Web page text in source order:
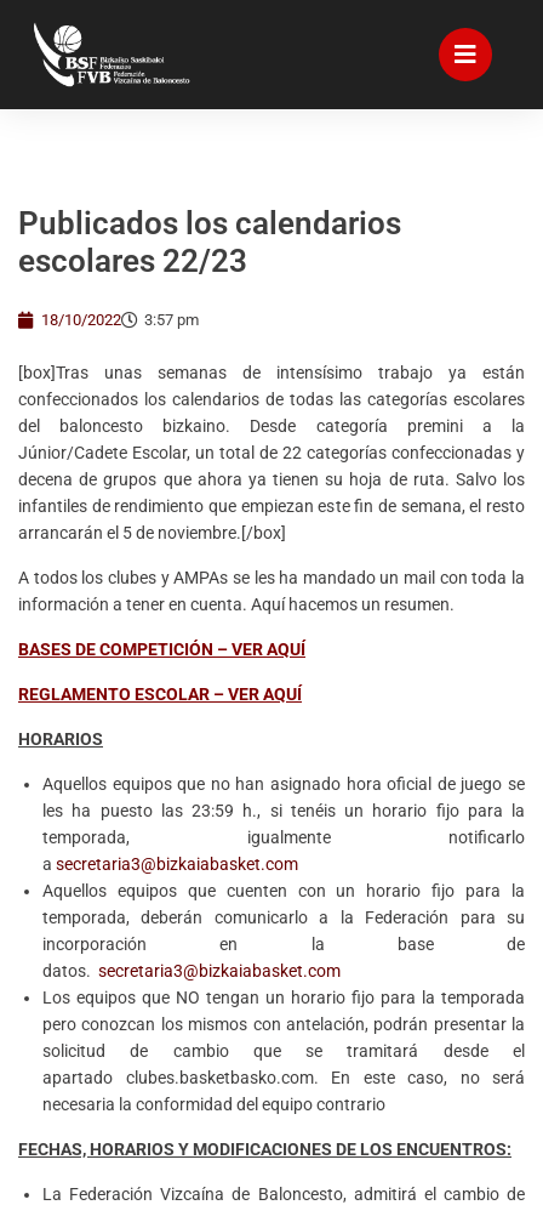
Publicados los calendarios
escolares 22/23
18/10/2022 3:57 pm
[box]Tras unas semanas de intensísimo trabajo ya están
confeccionados los calendarios de todas las categorías escolares
del baloncesto bizkaino. Desde categoría premini a la
Júnior/Cadete Escolar, un total de 22 categorías confeccionadas y
decena de grupos que ahora ya tienen su hoja de ruta. Salvo los
infantiles de rendimiento que empiezan este fin de semana, el resto
arrancarán el 5 de noviembre.[/box]
A todos los clubes y AMPAs se les ha mandado un mail con toda la
información a tener en cuenta. Aquí hacemos un resumen.
BASES DE COMPETICIÓN – VER AQUÍ
REGLAMENTO ESCOLAR – VER AQUÍ
HORARIOS
Aquellos equipos que no han asignado hora oficial de juego se
les ha puesto las 23:59 h., si tenéis un horario fijo para la
temporada, igualmente notificarlo
a secretaria3@bizkaiabasket.com
Aquellos equipos que cuenten con un horario fijo para la
temporada, deberán comunicarlo a la Federación para su
incorporación en la base de
datos. secretaria3@bizkaiabasket.com
Los equipos que NO tengan un horario fijo para la temporada
pero conozcan los mismos con antelación, podrán presentar la
solicitud de cambio que se tramitará desde el
apartado clubes.basketbasko.com. En este caso, no será
necesaria la conformidad del equipo contrario
FECHAS, HORARIOS Y MODIFICACIONES DE LOS ENCUENTROS:
La Federación Vizcaína de Baloncesto, admitirá el cambio de